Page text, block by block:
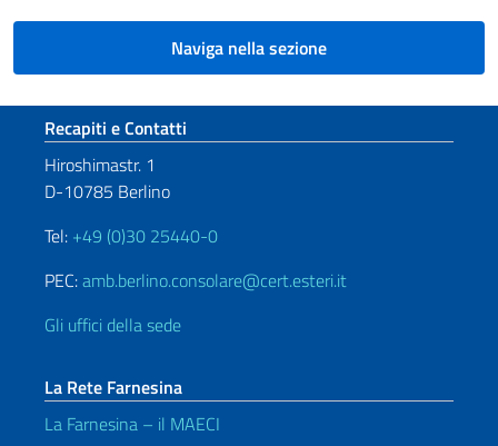
Naviga nella sezione
Sezione footer
Recapiti e Contatti
Hiroshimastr. 1
D-10785 Berlino
Tel: +49 (0)30 25440-0
PEC:amb.berlino.consolare@cert.esteri.it
Gli uffici della sede
La Rete Farnesina
La Farnesina – il MAECI